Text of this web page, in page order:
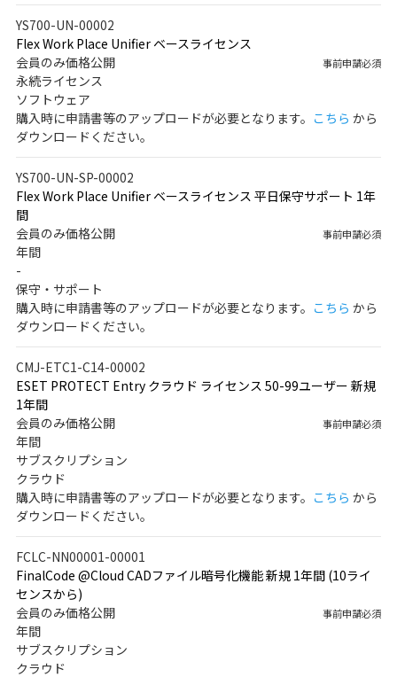
YS700-UN-00002
Flex Work Place Unifier ベースライセンス
会員のみ価格公開
事前申請必須
永続ライセンス
ソフトウェア
購入時に申請書等のアップロードが必要となります。 こちら から
ダウンロードください。
YS700-UN-SP-00002
Flex Work Place Unifier ベースライセンス 平日保守サポート 1年
間
会員のみ価格公開
事前申請必須
年間
-
保守・サポート
購入時に申請書等のアップロードが必要となります。 こちら から
ダウンロードください。
CMJ-ETC1-C14-00002
ESET PROTECT Entry クラウド ライセンス 50-99ユーザー 新規
1年間
会員のみ価格公開
事前申請必須
年間
サブスクリプション
クラウド
購入時に申請書等のアップロードが必要となります。 こちら から
ダウンロードください。
FCLC-NN00001-00001
FinalCode @Cloud CADファイル暗号化機能 新規 1年間 (10ライ
センスから)
会員のみ価格公開
事前申請必須
年間
サブスクリプション
クラウド